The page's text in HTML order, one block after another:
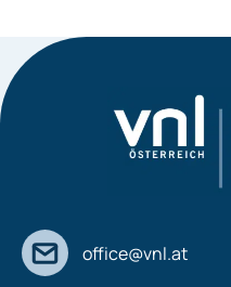
office@vnl.at